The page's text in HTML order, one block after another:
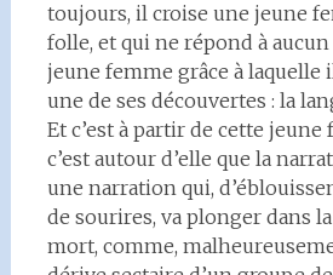
toujours, il croise une jeune
folle, et qui ne répond à aucun
jeune femme grâce à laquelle
une de ses découvertes : la
Et c’est à partir de cette jeune
c’est autour d’elle que la
une narration qui,
de sourires, va plonger dans
mort, comme,